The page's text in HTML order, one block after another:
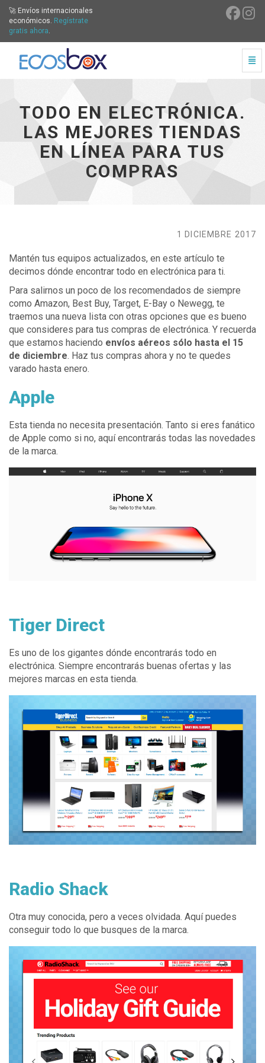
🚀 Envíos internacionales
económicos. Regístrate
gratis ahora.
Todo en electrónica. Las mejores tiendas en línea
TODO EN ELECTRÓNICA.
LAS MEJORES TIENDAS
EN LÍNEA PARA TUS
COMPRAS
1 DICIEMBRE 2017
Mantén tus equipos actualizados, en este artículo te
decimos dónde encontrar todo en electrónica para ti.
Para salirnos un poco de los recomendados de siempre
como Amazon, Best Buy, Target, E-Bay o Newegg, te
traemos una nueva lista con otras opciones que es bueno
que consideres para tus compras de electrónica. Y recuerda
que estamos haciendo envíos aéreos sólo hasta el 15
de diciembre. Haz tus compras ahora y no te quedes
varado hasta enero.
Apple
Esta tienda no necesita presentación. Tanto si eres fanático
de Apple como si no, aquí encontrarás todas las novedades
de la marca.
Tiger Direct
Es uno de los gigantes dónde encontrarás todo en
electrónica. Siempre encontrarás buenas ofertas y las
mejores marcas en esta tienda.
Radio Shack
Otra muy conocida, pero a veces olvidada. Aquí puedes
conseguir todo lo que busques de la marca.